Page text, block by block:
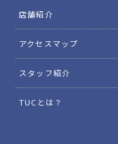
店舗紹介
アクセスマップ
スタッフ紹介
TUCとは？